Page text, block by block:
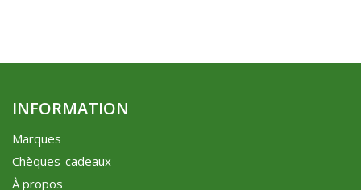
INFORMATION
Marques
Chèques-cadeaux
À propos